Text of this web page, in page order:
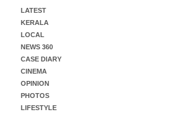
LATEST
KERALA
LOCAL
NEWS 360
CASE DIARY
CINEMA
OPINION
PHOTOS
LIFESTYLE